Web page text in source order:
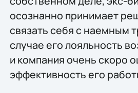
осознанно принимает
связать себя с наемным
случае его лояльность
и компания очень скоро
эффективность его